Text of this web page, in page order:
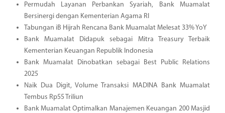
Permudah Layanan Perbankan Syariah, Bank Muamalat
Bersinergi dengan Kementerian Agama RI
Tabungan iB Hijrah Rencana Bank Muamalat Melesat 33% YoY
Bank Muamalat Didapuk sebagai Mitra Treasury Terbaik
Kementerian Keuangan Republik Indonesia
Bank Muamalat Dinobatkan sebagai Best Public Relations
2025
Naik Dua Digit, Volume Transaksi MADINA Bank Muamalat
Tembus Rp55 Triliun
Bank Muamalat Optimalkan Manajemen Keuangan 200 Masjid